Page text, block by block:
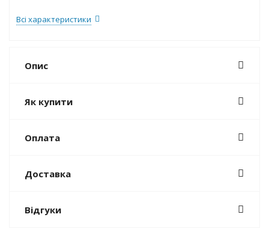
Всі характеристики
Опис
Як купити
Оплата
Доставка
Відгуки